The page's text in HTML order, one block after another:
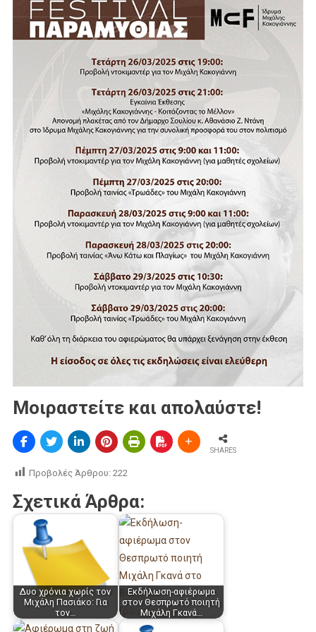
Μοιραστείτε και απολαύστε!
SHARES
Προβολές Άρθρου: 222
Σχετικά Άρθρα:
Δυο χρόνια χωρίς τον
Μιχάλη Πασιάκο: Για
τον…
Εκδήλωση-αφιέρωμα
στον Θεσπρωτό ποιητή
Μιχάλη Γκανά…